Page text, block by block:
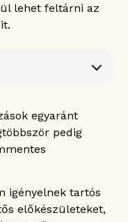
lehet feltárni az
vizsgálatok?
egyaránt
pedig
igényelnek tartós
előkészületeket,